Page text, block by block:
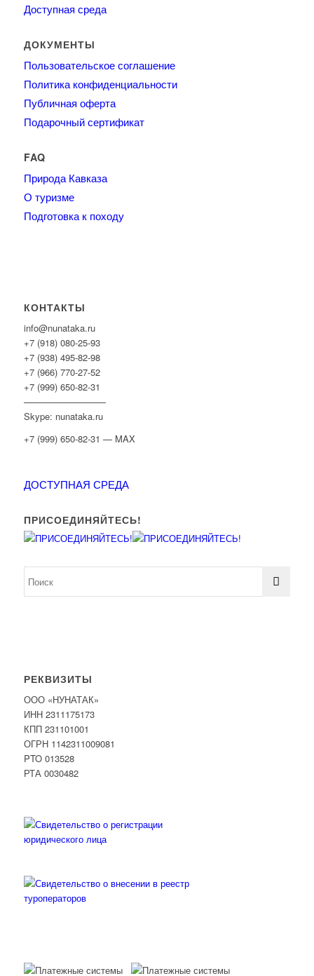
Доступная среда
ДОКУМЕНТЫ
Пользовательское соглашение
Политика конфиденциальности
Публичная оферта
Подарочный сертификат
FAQ
Природа Кавказа
О туризме
Подготовка к походу
КОНТАКТЫ
info@nunataka.ru
+7 (918) 080-25-93
+7 (938) 495-82-98
+7 (966) 770-27-52
+7 (999) 650-82-31
—————————
Skype: nunataka.ru
+7 (999) 650-82-31 — MAX
ДОСТУПНАЯ СРЕДА
ПРИСОЕДИНЯЙТЕСЬ!
РЕКВИЗИТЫ
ООО «НУНАТАК»
ИНН 2311175173
КПП 231101001
ОГРН 1142311009081
PTO 013528
РТА 0030482